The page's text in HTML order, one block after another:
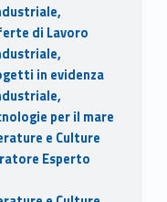
di Lavoro
in evidenza
per il mare
e Culture
Esperto